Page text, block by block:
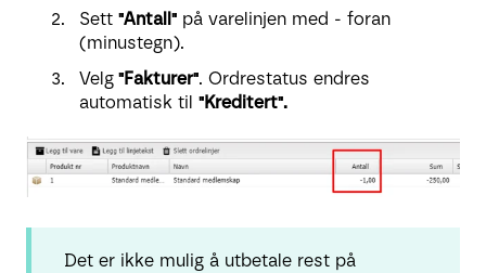
Sett "Antall" på varelinjen med - foran
(minustegn).
Velg "Fakturer". Ordrestatus endres
automatisk til "Kreditert".
Det er ikke mulig å utbetale rest på